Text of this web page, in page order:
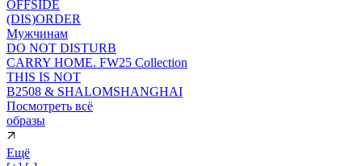
OFFSIDE
(DIS)ORDER
Мужчинам
DO NOT DISTURB
CARRY HOME. FW25 Collection
THIS IS NOT
B2508 & SHALOMSHANGHAI
Посмотреть всё
образы
Ещё